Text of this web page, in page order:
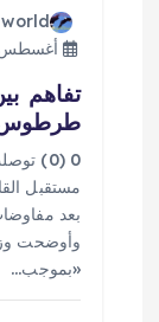
أغسطس 10,
تفاهم
طرطوس
0 (0)
مستقبل
بعد
وأوضحت
«بموجب…